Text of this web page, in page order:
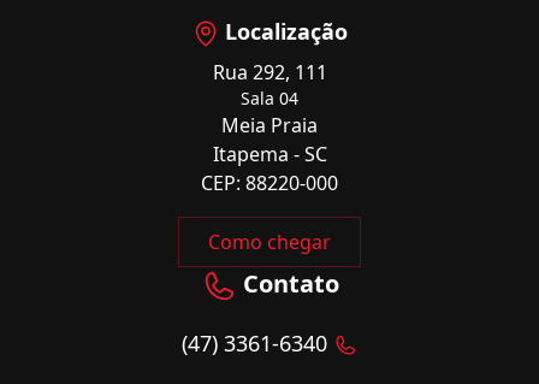
Localização
Rua 292, 111
Sala 04
Meia Praia
Itapema - SC
CEP: 88220-000
Como chegar
Contato
(47) 3361-6340